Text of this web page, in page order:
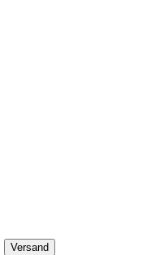
Versand